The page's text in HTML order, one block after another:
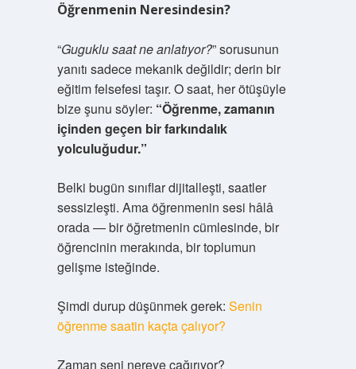
Öğrenmenin Neresindesin?
“Guguklu saat ne anlatıyor?” sorusunun
yanıtı sadece mekanik değildir; derin bir
eğitim felsefesi taşır. O saat, her ötüşüyle
bize şunu söyler: “Öğrenme, zamanın
içinden geçen bir farkındalık
yolculuğudur.”
Belki bugün sınıflar dijitalleşti, saatler
sessizleşti. Ama öğrenmenin sesi hâlâ
orada — bir öğretmenin cümlesinde, bir
öğrencinin merakında, bir toplumun
gelişme isteğinde.
Şimdi durup düşünmek gerek: Senin
öğrenme saatin kaçta çalıyor?
Zaman seni nereye çağırıyor?